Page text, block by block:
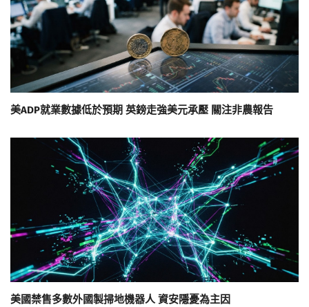
美ADP就業數據低於預期 英鎊走強美元承壓 關注非農報告
美國禁售多數外國製掃地機器人 資安隱憂為主因